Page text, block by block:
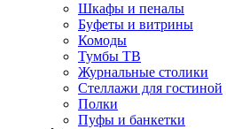
Шкафы и пеналы
Буфеты и витрины
Комоды
Тумбы ТВ
Журнальные столики
Стеллажи для гостиной
Полки
Пуфы и банкетки